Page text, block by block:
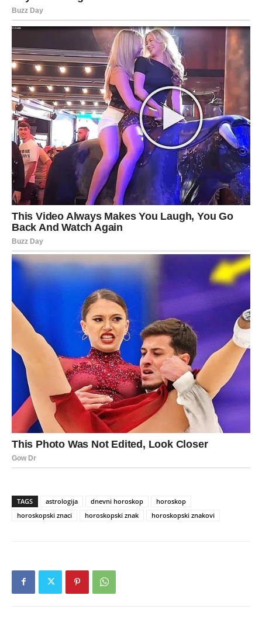
TAGS astrologija dnevni horoskop
horoskop
horoskopski znaci
horoskopski znak horoskopski znakovi